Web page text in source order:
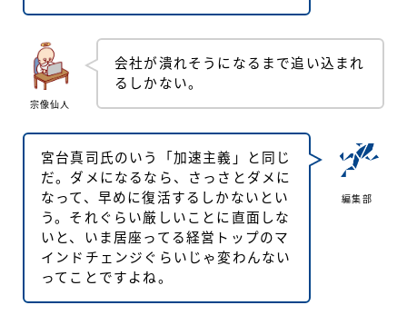
宗像仙人
会社が潰れそうになるまで追い込まれ
るしかない。
編集部
宮台真司氏のいう「加速主義」と同じ
だ。ダメになるなら、さっさとダメに
なって、早めに復活するしかないとい
う。それぐらい厳しいことに直面しな
いと、いま居座ってる経営トップのマ
インドチェンジぐらいじゃ変わんない
ってことですよね。